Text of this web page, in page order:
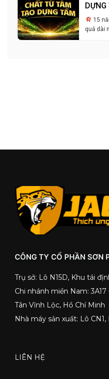
15
quá dài
CÔNG TY CỔ PHẦN SƠN
Trụ sở: Lô N15D, Khu tái
Chi nhánh miền Nam:
Tân Vĩnh Lộc, Hồ Chí Minh
Nhà máy sản xuất: Lô
LIÊN HỆ